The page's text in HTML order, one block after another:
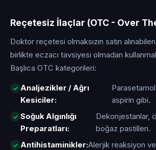
Reçetesiz İlaçlar (OTC - Over
Doktor reçetesi olmaksızın satın
birlikte eczacı tavsiyesi olmadan
Başlıca OTC kategorileri:
Analjezikler / Ağrı
Kesiciler:
aspirin gibi.
Soğuk Algınlığı
Preparatları:
Dekonjestanlar,
boğaz pastilleri.
Antihistaminikler:Alerjik reaksiyon